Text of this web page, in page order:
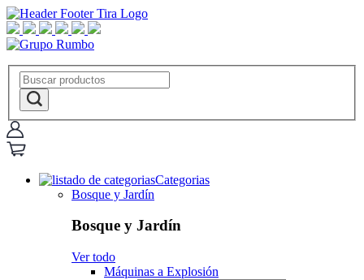
Categorias
Bosque y Jardín
Bosque y Jardín
Ver todo
Máquinas a Explosión